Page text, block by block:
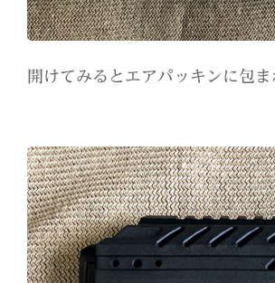
開けてみるとエアパッキンに包